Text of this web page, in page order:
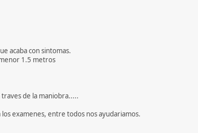
acaba con sintomas.
1.5 metros
de la maniobra.....
examenes, entre todos nos ayudariamos.